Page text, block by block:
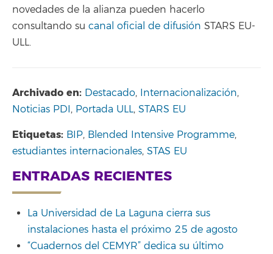
novedades de la alianza pueden hacerlo
consultando su canal oficial de difusión STARS EU-
ULL.
Archivado en: Destacado, Internacionalización,
Noticias PDI, Portada ULL, STARS EU
Etiquetas: BIP, Blended Intensive Programme,
estudiantes internacionales, STAS EU
ENTRADAS RECIENTES
La Universidad de La Laguna cierra sus
instalaciones hasta el próximo 25 de agosto
“Cuadernos del CEMYR” dedica su último